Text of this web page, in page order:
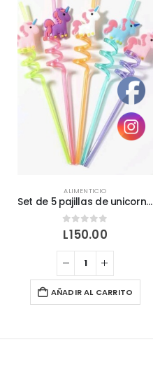
ALIMENTICIO
Set de 5 pajillas de unicornio 🦄
0 out of 5
L150.00
AÑADIR AL CARRITO